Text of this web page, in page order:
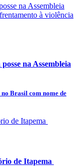
na Assembleia
Brasil com nome de
de Itapema